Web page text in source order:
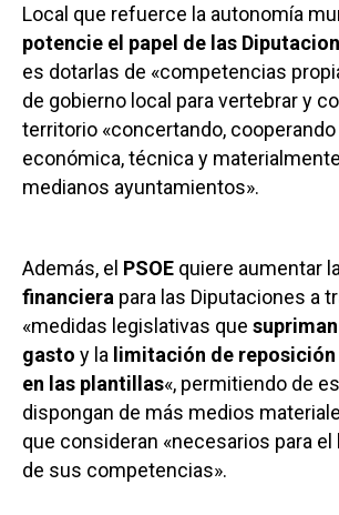
Local que refuerce la autonomía
potencie el papel de las
es dotarlas de «competencias
de gobierno local para vertebrar y
territorio «concertando,
económica, técnica y
medianos ayuntamientos».
Además, el PSOE quiere aumentar la
financiera para las Diputaciones a
«medidas legislativas que
gasto y la limitación de
en las plantillas«, permitiendo de
dispongan de más medios
que consideran «necesarios para
de sus competencias».